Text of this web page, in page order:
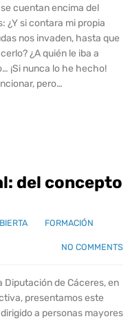
cuentan encima del
¿Y si contara mi propia
nos invaden, hasta que
¿A quién le iba a
¡Si nunca lo he hecho!
pero…
del concepto
FORMACIÓN
NO COMMENTS
Diputación de Cáceres, en
presentamos este
a personas mayores